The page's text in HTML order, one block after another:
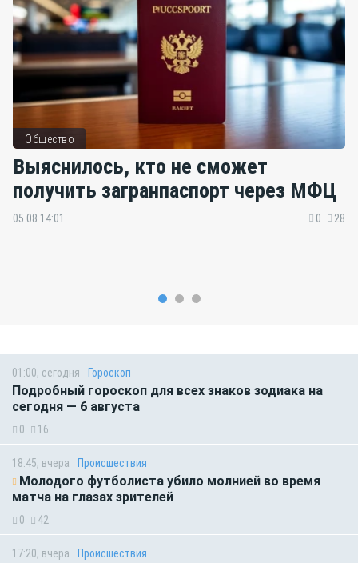
Общество
Выяснилось, кто не сможет
получить загранпаспорт через МФЦ
05.08 14:01 0 28
01:00, сегодня Гороскоп
Подробный гороскоп для всех знаков зодиака на
сегодня — 6 августа
0 16
18:45, вчера Происшествия
Молодого футболиста убило молнией во время
матча на глазах зрителей
0 42
17:20, вчера Происшествия